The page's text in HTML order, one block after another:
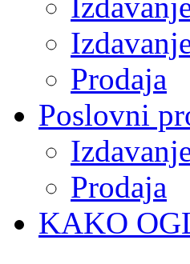
Prodaja
Poslovni
Prodaja
KAKO